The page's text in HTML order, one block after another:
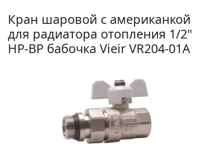
Кран шаровой с американкой
для радиатора отопления 1/2"
НР-ВР бабочка Vieir VR204-01A